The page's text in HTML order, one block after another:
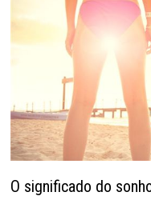
O significado do